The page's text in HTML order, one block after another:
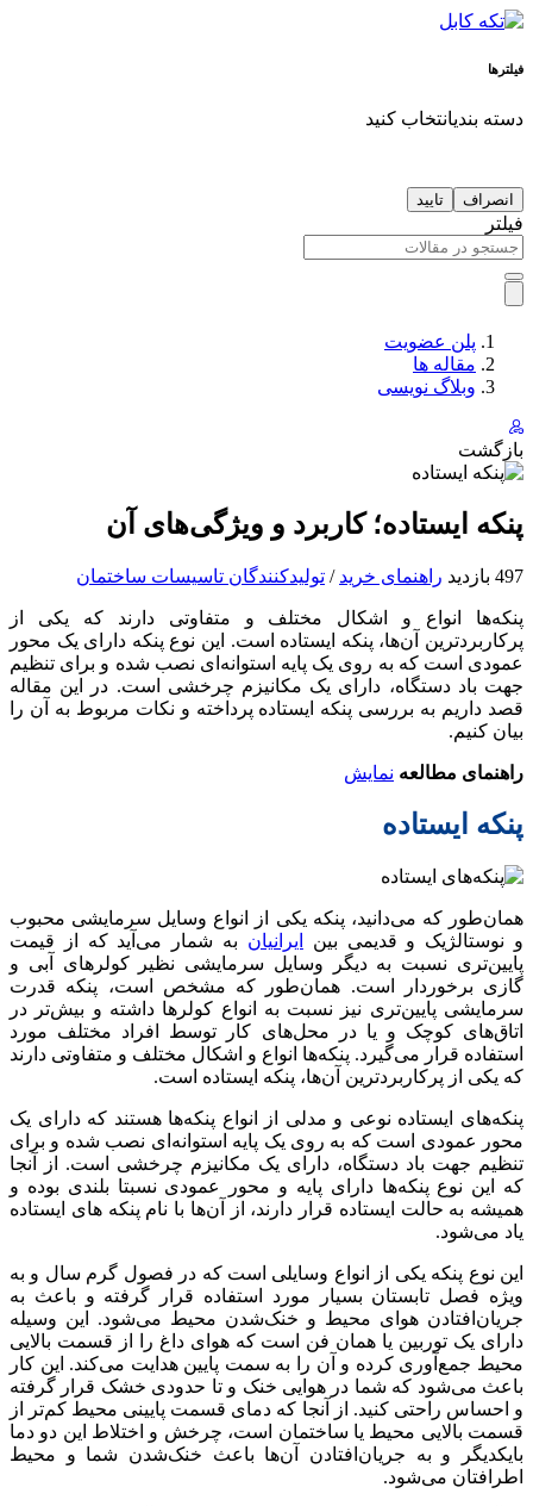
فیلترها
دسته بندیانتخاب کنید
انصراف تایید
فیلتر
پلن عضویت
مقاله ها
وبلاگ نویسی
بازگشت
پنکه ایستاده؛ کاربرد و ویژگی‌های آن
497 بازدید راهنمای خرید / تولیدکنندگان تاسیسات ساختمان
پنکه‌ها انواع و اشکال مختلف و متفاوتی دارند که یکی از
پرکاربردترین آن‌ها، پنکه ایستاده است. این نوع پنکه دارای یک محور
عمودی است که به روی یک پایه استوانه‌ای نصب شده و برای تنظیم
جهت باد دستگاه، دارای یک مکانیزم چرخشی است. در این مقاله
قصد داریم به بررسی پنکه ایستاده پرداخته و نکات مربوط به آن را
بیان کنیم.
راهنمای مطالعه نمایش
پنکه ایستاده
همان‌طور که می‌دانید، پنکه یکی از انواع وسایل سرمایشی محبوب
و نوستالژیک و قدیمی بین
ایرانیان به شمار می‌آید که از قیمت
پایین‌تری نسبت به دیگر وسایل سرمایشی نظیر کولرهای آبی و
گازی برخوردار است. همان‌طور که مشخص است، پنکه قدرت
سرمایشی پایین‌تری نیز نسبت به انواع کولرها داشته و بیش‌تر در
اتاق‌های کوچک و یا در محل‌های کار توسط افراد مختلف مورد
استفاده قرار می‌گیرد. پنکه‌ها انواع و اشکال مختلف و متفاوتی دارند
که یکی از پرکاربردترین آن‌ها، پنکه ایستاده است.
پنکه‌های ایستاده نوعی و مدلی از انواع پنکه‌ها هستند که دارای یک
محور عمودی است که به روی یک پایه استوانه‌ای نصب شده و برای
تنظیم جهت باد دستگاه، دارای یک مکانیزم چرخشی است. از آنجا
که این نوع پنکه‌ها دارای پایه و محور عمودی نسبتا بلندی بوده و
همیشه به حالت ایستاده قرار دارند، از آن‌ها با نام پنکه های ایستاده
یاد می‌شود.
این نوع پنکه یکی از انواع وسایلی است که در فصول گرم سال و به
ویژه فصل تابستان بسیار مورد استفاده قرار گرفته و باعث به
جریان‌افتادن هوای محیط و خنک‌شدن محیط می‌شود. این وسیله
دارای یک توربین یا همان فن است که هوای داغ را از قسمت بالایی
محیط جمع‌آوری کرده و آن را به سمت پایین هدایت می‌کند. این کار
باعث می‌شود که شما در هوایی خنک و تا حدودی خشک قرار گرفته
و احساس راحتی کنید. از آنجا که دمای قسمت پایینی محیط کم‌تر از
قسمت بالایی محیط یا ساختمان است، چرخش و اختلاط این دو دما
بایکدیگر و به جریان‌افتادن آن‌ها باعث خنک‌شدن شما و محیط
اطرافتان می‌شود.